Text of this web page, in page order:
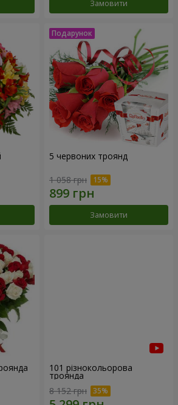
Замовити
5 червоних троянд
1 058 грн
Замовити
101 різнокольорова
троянда
8 152 грн